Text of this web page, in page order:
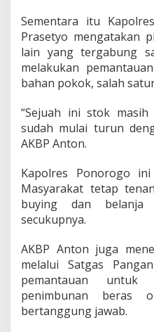
Sementara itu
Prasetyo mengatakan
lain yang tergabung
melakukan
bahan pokok, salah
“Sejuah ini stok
sudah mulai turun
AKBP Anton.
Kapolres Ponorogo
Masyarakat tetap
buying dan belanja
secukupnya.
AKBP Anton juga
melalui Satgas
pemantauan untuk
penimbunan beras
bertanggung jawab.